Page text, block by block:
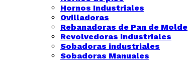
Hornos Industriales
Ovilladoras
Rebanadoras de Pan de Molde
Revolvedoras industriales
Sobadoras industriales
Sobadoras Manuales